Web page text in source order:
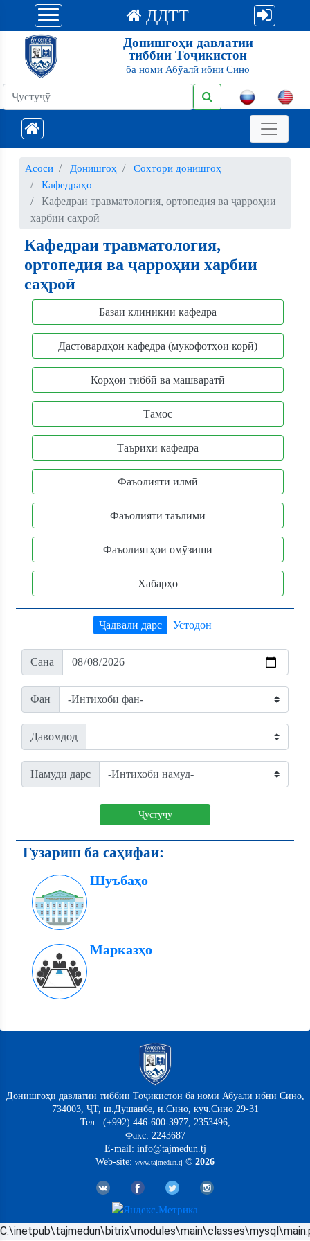
ДДТТ
Донишгоҳи давлатии
тиббии Тоҷикистон
ба номи Абӯалӣ ибни Сино
Асосӣ Донишгоҳ
Сохтори донишгоҳ
Кафедраҳо
Кафедраи травматология, ортопедия ва ҷарроҳии
харбии саҳроӣ
Кафедраи травматология,
ортопедия ва ҷарроҳии харбии
саҳроӣ
Базаи клиникии кафедра
Дастовардҳои кафедра (мукофотҳои корӣ)
Корҳои тиббӣ ва машваратӣ
Тамос
Таърихи кафедра
Фаъолияти илмӣ
Фаъолияти таълимӣ
Фаъолиятҳои омӯзишӣ
Хабарҳо
Ҷадвали дарс Устодон
Сана
Фан
Давомдод
Намуди дарс
Ҷустуҷӯ
Гузариш ба саҳифаи:
Шуъбаҳо
Марказҳо
Донишгоҳи давлатии тиббии Тоҷикистон ба номи Абӯалӣ ибни Сино,
734003, ҶТ, ш.Душанбе, н.Сино, куч.Сино 29-31
Тел.: (+992) 446-600-3977, 2353496,
Факс: 2243687
E-mail: info@tajmedun.tj
Web-site: www.tajmedun.tj © 2026